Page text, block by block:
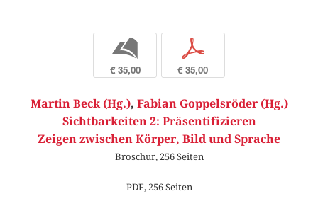
b
€ 35,00
p
€ 35,00
Martin Beck (Hg.), Fabian Goppelsröder (Hg.)
Sichtbarkeiten 2: Präsentifizieren
Zeigen zwischen Körper, Bild und Sprache
Broschur, 256 Seiten
PDF, 256 Seiten